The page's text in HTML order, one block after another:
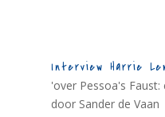
Interview Harrie
'over Pessoa's
door Sander de